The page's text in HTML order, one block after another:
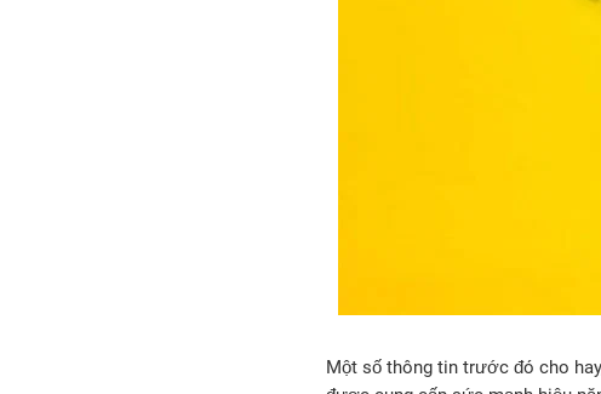
Một số thông tin trước đó cho